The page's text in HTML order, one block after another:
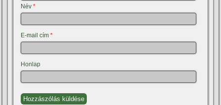
Név*
E-mail cím*
Honlap